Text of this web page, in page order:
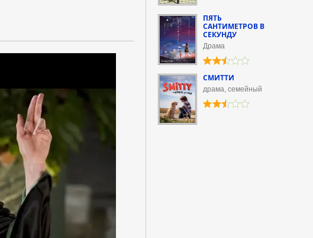
ПЯТЬ
САНТИМЕТРОВ В
СЕКУНДУ
Драма
СМИТТИ
драма, семейный